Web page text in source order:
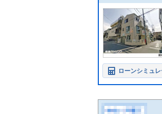
ローンシミュ